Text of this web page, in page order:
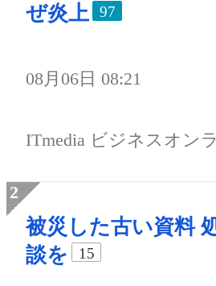
ぜ炎上
97
08月06日 08:21
ITmedia ビジネスオン
被災した古い資料
談を
15